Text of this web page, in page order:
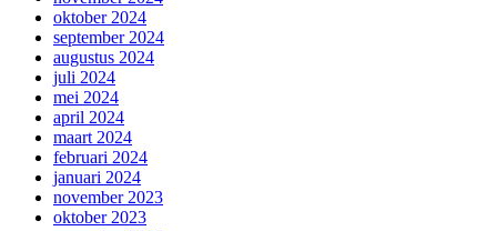
oktober 2024
september 2024
augustus 2024
juli 2024
mei 2024
april 2024
maart 2024
februari 2024
januari 2024
november 2023
oktober 2023